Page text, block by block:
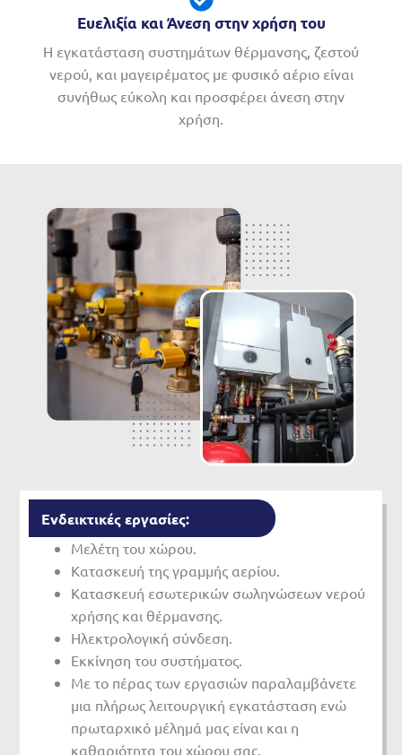
Ευελιξία και Άνεση στην χρήση του
Η εγκατάσταση συστημάτων θέρμανσης, ζεστού
νερού, και μαγειρέματος με φυσικό αέριο είναι
συνήθως εύκολη και προσφέρει άνεση στην
χρήση.
Ενδεικτικές εργασίες:
Μελέτη του χώρου.
Κατασκευή της γραμμής αερίου.
Κατασκευή εσωτερικών σωληνώσεων νερού
χρήσης και θέρμανσης.
Ηλεκτρολογική σύνδεση.
Εκκίνηση του συστήματος.
Με το πέρας των εργασιών παραλαμβάνετε
μια πλήρως λειτουργική εγκατάσταση ενώ
πρωταρχικό μέλημά μας είναι και η
καθαριότητα του χώρου σας.